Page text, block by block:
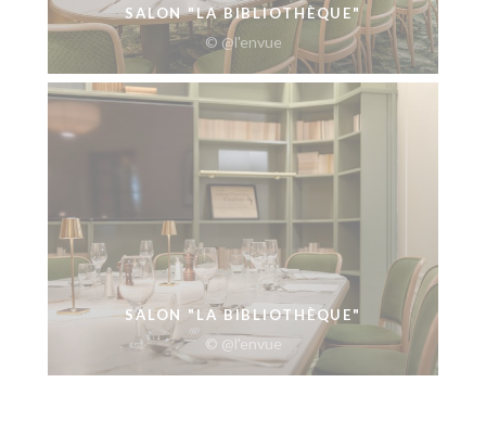
SALON "LA BIBLIOTHÈQUE"
© @l'envue
SALON "LA BIBLIOTHÈQUE"
© @l'envue